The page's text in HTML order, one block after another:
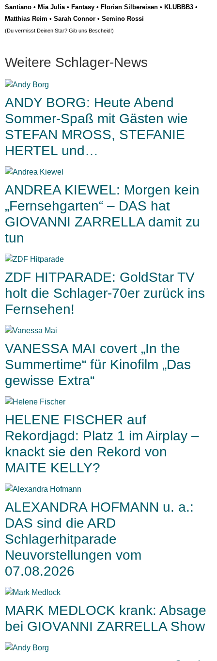
Santiano • Mia Julia• Fantasy • Florian Silbereisen • KLUBBB3 •
Matthias Reim • Sarah Connor • Semino Rossi
(Du vermisst Deinen Star? Gib uns Bescheid!)
Weitere Schlager-News
ANDY BORG: Heute Abend
Sommer-Spaß mit Gästen wie
STEFAN MROSS, STEFANIE
HERTEL und…
ANDREA KIEWEL: Morgen kein
„Fernsehgarten“ – DAS hat
GIOVANNI ZARRELLA damit zu
tun
ZDF HITPARADE: GoldStar TV
holt die Schlager-70er zurück ins
Fernsehen!
VANESSA MAI covert „In the
Summertime“ für Kinofilm „Das
gewisse Extra“
HELENE FISCHER auf
Rekordjagd: Platz 1 im Airplay –
knackt sie den Rekord von
MAITE KELLY?
ALEXANDRA HOFMANN u. a.:
DAS sind die ARD
Schlagerhitparade
Neuvorstellungen vom
07.08.2026
MARK MEDLOCK krank: Absage
bei GIOVANNI ZARRELLA Show